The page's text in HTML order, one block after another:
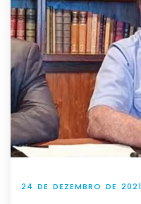
24 DE DEZEMBRO DE 2021